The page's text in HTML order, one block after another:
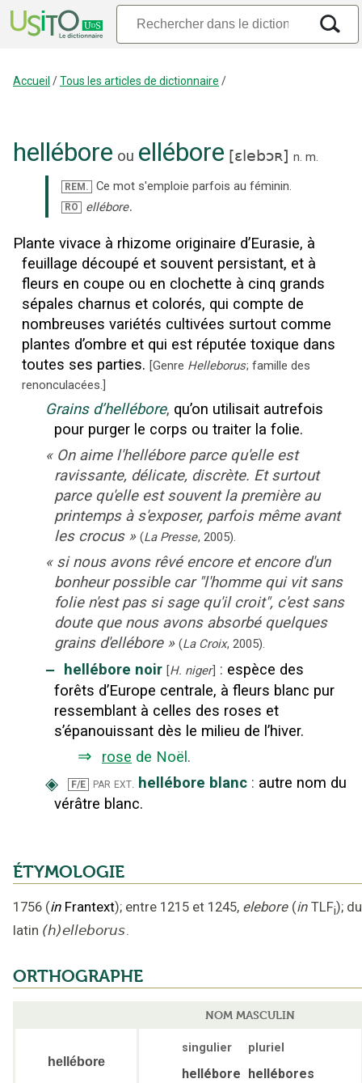
Accueil /Tous les articles de dictionnaire /
hellébore ou ellébore [ɛlebɔʀ] n. m.
REM. Ce mot s'emploie parfois au féminin.
RO ellébore.
Plante vivace à rhizome originaire d’Eurasie, à
feuillage découpé et souvent persistant, et à
fleurs en coupe ou en clochette à cinq grands
sépales charnus et colorés, qui compte de
nombreuses variétés cultivées surtout comme
plantes d’ombre et qui est réputée toxique dans
toutes ses parties. [Genre Helleborus; famille des
renonculacées.]
Grains d’hellébore, qu’on utilisait autrefois
pour purger le corps ou traiter la folie.
« On aime l'hellébore parce qu'elle est
ravissante, délicate, discrète. Et surtout
parce qu'elle est souvent la première au
printemps à s'exposer, parfois même avant
les crocus » (La Presse, 2005).
« si nous avons rêvé encore et encore d'un
bonheur possible car "l'homme qui vit sans
folie n'est pas si sage qu'il croit", c'est sans
doute que nous avons absorbé quelques
grains d'ellébore » (La Croix, 2005).
‒ hellébore noir [H. niger] : espèce des
forêts d’Europe centrale, à fleurs blanc pur
ressemblant à celles des roses et
s’épanouissant dès le milieu de l’hiver.
⇒ rose de Noël .
◈ F/E par ext. hellébore blanc : autre nom du
vérâtre blanc.
ÉTYMOLOGIE
1756 (in Frantext); entre 1215 et 1245, elebore (in TLFi); du
latin (h)elleborus.
ORTHOGRAPHE
NOM MASCULIN
hellébore
singulier pluriel
hellébore hellébores